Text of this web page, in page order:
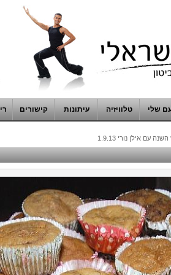
שלי טלוויזיה עיתונות קישורים
עם אילן נורי 1.9.13